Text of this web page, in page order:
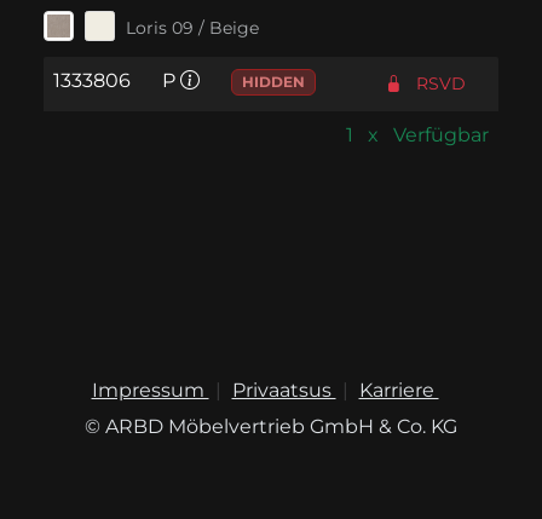
Loris 09 / Beige
1333806 P HIDDEN RSVD
1 x Verfügbar
Impressum Privaatsus
Karriere
© ARBD Möbelvertrieb GmbH & Co. KG